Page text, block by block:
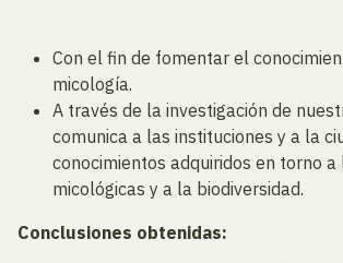
Con el fin de fomentar el
micología.
A través de la investigación de
comunica a las instituciones y a la
conocimientos adquiridos en torno a
micológicas y a la biodiversidad.
Conclusiones obtenidas: